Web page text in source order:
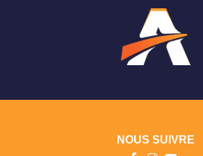
NOUS SUIVRE